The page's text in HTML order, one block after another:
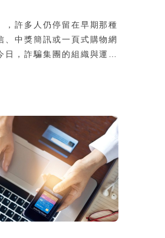
，許多人仍停留在早期那種
、中獎簡訊或一頁式購物網
日，詐騙集團的組織與運作
，要求提供個資或金錢；隨
，這類手法的成功率已大不